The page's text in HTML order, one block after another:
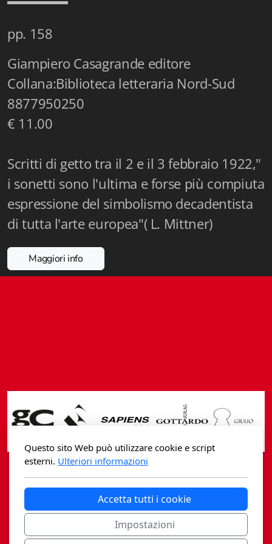
pp. 158
Giampiero Casagrande editore
Collana:Biblioteca letteraria Nord-Sud
8877950250
€ 11.00
Scritti di getto tra il 2 e il 3 febbraio 1922,"
i sonetti sono l'ultima e forse più compiuta
espressione del simbolismo decadentista
di tutta l'arte europea"( L. Mittner)
Maggiori info
Casagrande Fidia Sapiens
editori associati sa
Questo sito Web può utilizzare cookie e script
esterni. Ulteriori informazioni
Accetta tutti i cookie
Impostazioni
Jus Helveticum
Libella
Maestri della Pietra
Oltre le frontiere
Spyra
Testi scolastici
Varia
Fidia edizioni d'arte
Fidia. Max Museo Chiasso
Fidia. Panoramas - Forces Vives par Jean Petit
Sapiens edizioni
Architettura & Arte